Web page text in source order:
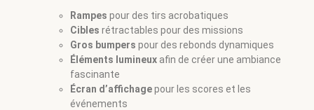
Rampes pour des tirs acrobatiques
Cibles rétractables pour des missions
Gros bumpers pour des rebonds dynamiques
Éléments lumineux afin de créer une ambiance
fascinante
Écran d’affichagepour les scores et les
événements